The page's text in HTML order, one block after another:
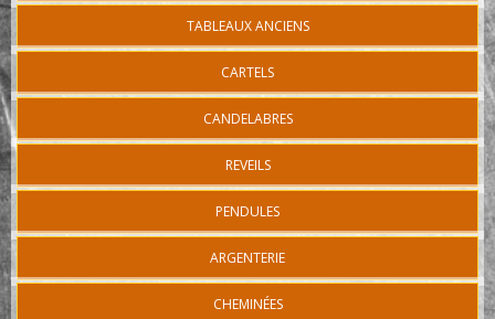
TABLEAUX ANCIENS
CARTELS
CANDELABRES
REVEILS
PENDULES
ARGENTERIE
CHEMINÉES